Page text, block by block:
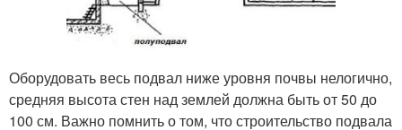
Оборудовать весь подвал ниже уровня почвы нелогично,
средняя высота стен над землей должна быть от 50 до
100 см. Важно помнить о том, что строительство подвала